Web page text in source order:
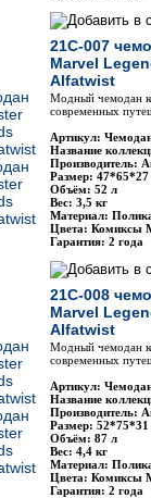
21C-007
Marvel
Alfatwist
Модный чемодан
современных
Артикул:
Название
Производитель:
Размер: 47*65*27
Объём: 52 л
Вес: 3,5 кг
Материал:
Цвета: Комиксы
Гарантия: 2 года
21C-008
Marvel
Alfatwist
Модный чемодан
современных
Артикул:
Название
Производитель:
Размер: 52*75*31
Объём: 87 л
Вес: 4,4 кг
Материал:
Цвета: Комиксы
Гарантия: 2 года